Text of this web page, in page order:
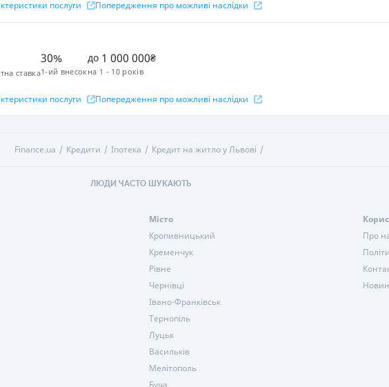
послуги Попередження про можливі наслідки
ставка
30%
1-ий внесок
до 1 000 000₴
на 1 - 10 років
послуги Попередження про можливі наслідки
Finance.ua Кредити Іпотека Кредит на житло у Львові
ЛЮДИ ЧАСТО ШУКАЮТЬ
Місто
Кропивницький
Кременчук
Рівне
Чернівці
Івано-Франківськ
Тернопіль
Луцьк
Васильків
Мелітополь
Буча
Про